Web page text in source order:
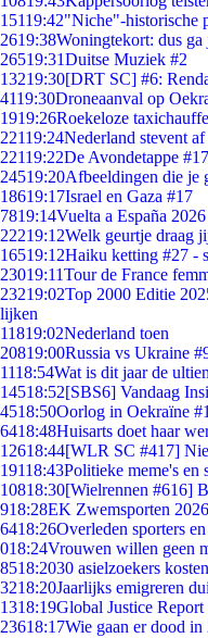
15119:42"Niche"-historische
2619:38Woningtekort: dus
26519:31Duitse Muziek #2
13219:30[DRT SC] #6:
4119:30Droneaanval op
1919:26Roekeloze
22119:24Nederland stevent
22119:22De Avondetappe
24519:20Afbeeldingen die je
18619:17Israel en Gaza #17
7819:14Vuelta a España 2026
22219:12Welk geurtje draag
16519:12Haiku ketting #27 -
23019:11Tour de France
23219:02Top 2000 Editie
lijken
11819:02Nederland toen
20819:00Russia vs Ukraine
1118:54Wat is dit jaar de
14518:52[SBS6] Vandaag
4518:50Oorlog in Oekraïne
6418:48Huisarts doet haar
12618:44[WLR SC #417]
19118:43Politieke meme's en
10818:30[Wielrennen #616]
918:28EK Zwemsporten
6418:26Overleden sporters
018:24Vrouwen willen geen
8518:2030 asielzoekers
3218:20Jaarlijks emigreren
1318:19Global Justice Report
23618:17Wie gaan er dood in